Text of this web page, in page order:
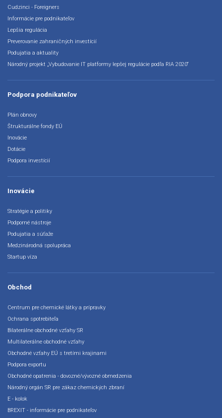
Cudzinci - Foreigners
Informácie pre podnikateľov
Lepšia regulácia
Preverovanie zahraničných investícií
Podujatia a aktuality
Národný projekt „Vybudovanie IT platformy lepšej regulácie podľa RIA 2020“
Podpora podnikateľov
Plán obnovy
Štrukturálne fondy EÚ
Inovácie
Dotácie
Podpora investícií
Inovácie
Stratégie a politiky
Podporné nástroje
Podujatia a súťaže
Medzinárodná spolupráca
Startup víza
Obchod
Centrum pre chemické látky a prípravky
Ochrana spotrebiteľa
Bilaterálne obchodné vzťahy SR
Multilaterálne obchodné vzťahy
Obchodné vzťahy EÚ s tretími krajinami
Podpora exportu
Obchodné opatrenia - dovozné/vývozné obmedzenia
Národný orgán SR pre zákaz chemických zbraní
E - kolok
BREXIT - informácie pre podnikateľov